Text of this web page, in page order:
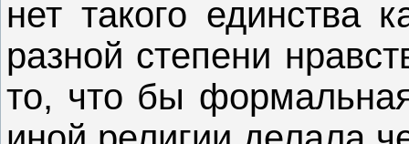
нет такого единства
разной степени
то, что бы